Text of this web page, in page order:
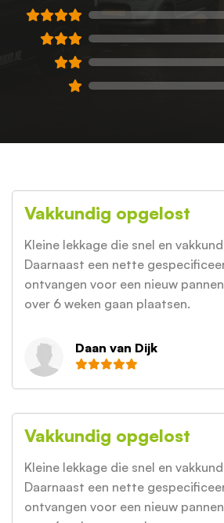
Vakkundig opgelost
Kleine lekkage die snel en
Daarnaast een nette
ontvangen voor een nieuw
over 6 weken gaan plaatsen.
Daan van Dijk
Vakkundig opgelost
Kleine lekkage die snel en
Daarnaast een nette
ontvangen voor een nieuw